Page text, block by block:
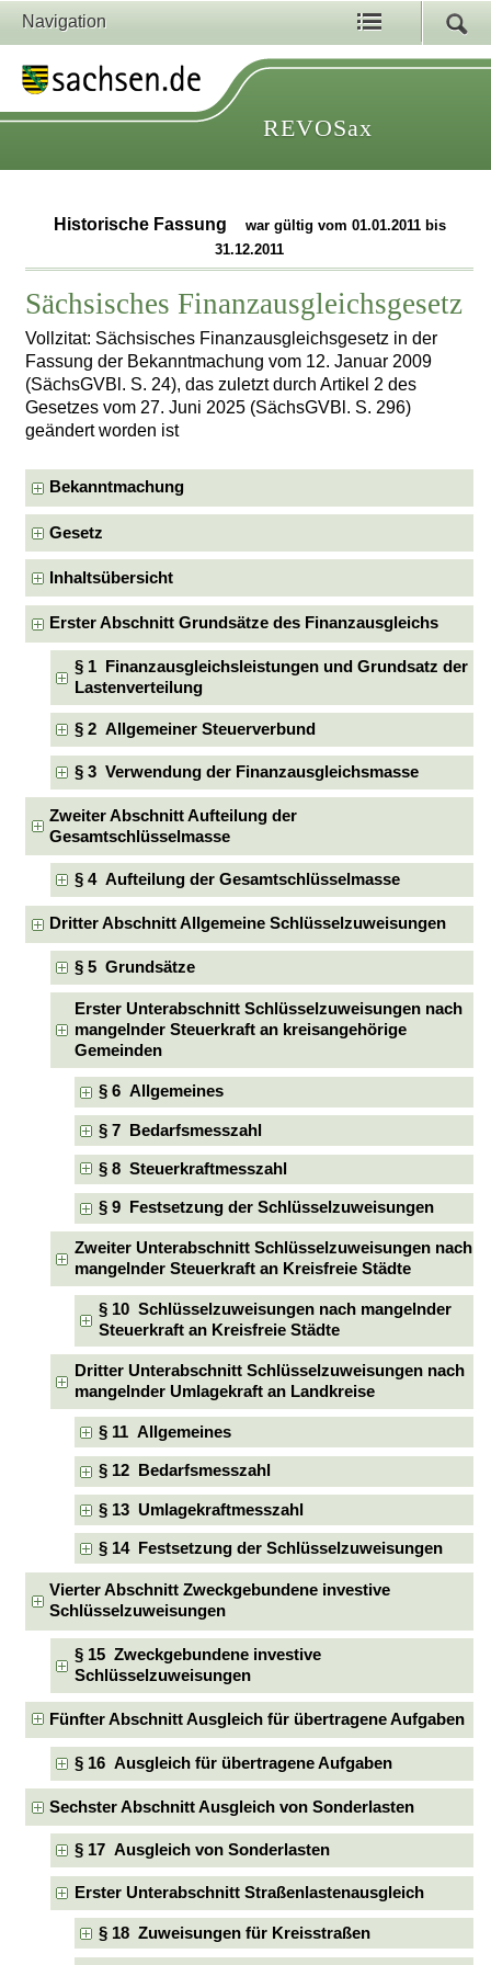
Navigation
REVOSax
Historische Fassung
war gültig vom 01.01.2011 bis
31.12.2011
Sächsisches Finanzausgleichsgesetz
Vollzitat: Sächsisches Finanzausgleichsgesetz in der
Fassung der Bekanntmachung vom 12. Januar 2009
(SächsGVBl. S. 24), das zuletzt durch Artikel 2 des
Gesetzes vom 27. Juni 2025 (SächsGVBl. S. 296)
geändert worden ist
Bekanntmachung
Gesetz
Inhaltsübersicht
Erster Abschnitt Grundsätze des Finanzausgleichs
§ 1 Finanzausgleichsleistungen und Grundsatz der
Lastenverteilung
§ 2 Allgemeiner Steuerverbund
§ 3 Verwendung der Finanzausgleichsmasse
Zweiter Abschnitt Aufteilung der
Gesamtschlüsselmasse
§ 4 Aufteilung der Gesamtschlüsselmasse
Dritter Abschnitt Allgemeine Schlüsselzuweisungen
§ 5 Grundsätze
Erster Unterabschnitt Schlüsselzuweisungen nach
mangelnder Steuerkraft an kreisangehörige
Gemeinden
§ 6 Allgemeines
§ 7 Bedarfsmesszahl
§ 8 Steuerkraftmesszahl
§ 9 Festsetzung der Schlüsselzuweisungen
Zweiter Unterabschnitt Schlüsselzuweisungen nach
mangelnder Steuerkraft an Kreisfreie Städte
§ 10 Schlüsselzuweisungen nach mangelnder
Steuerkraft an Kreisfreie Städte
Dritter Unterabschnitt Schlüsselzuweisungen nach
mangelnder Umlagekraft an Landkreise
§ 11 Allgemeines
§ 12 Bedarfsmesszahl
§ 13 Umlagekraftmesszahl
§ 14 Festsetzung der Schlüsselzuweisungen
Vierter Abschnitt Zweckgebundene investive
Schlüsselzuweisungen
§ 15 Zweckgebundene investive
Schlüsselzuweisungen
Fünfter Abschnitt Ausgleich für übertragene Aufgaben
§ 16 Ausgleich für übertragene Aufgaben
Sechster Abschnitt Ausgleich von Sonderlasten
§ 17 Ausgleich von Sonderlasten
Erster Unterabschnitt Straßenlastenausgleich
§ 18 Zuweisungen für Kreisstraßen